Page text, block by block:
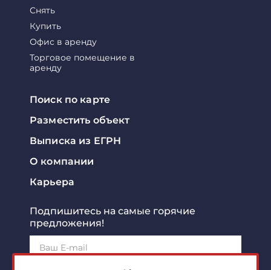
Снять
Купить
Офис в аренду
Торговое помещение в
аренду
Поиск по карте
Разместить объект
Выписка из ЕГРН
О компании
Карьера
Подпишитесь на самые горячие
предложения!